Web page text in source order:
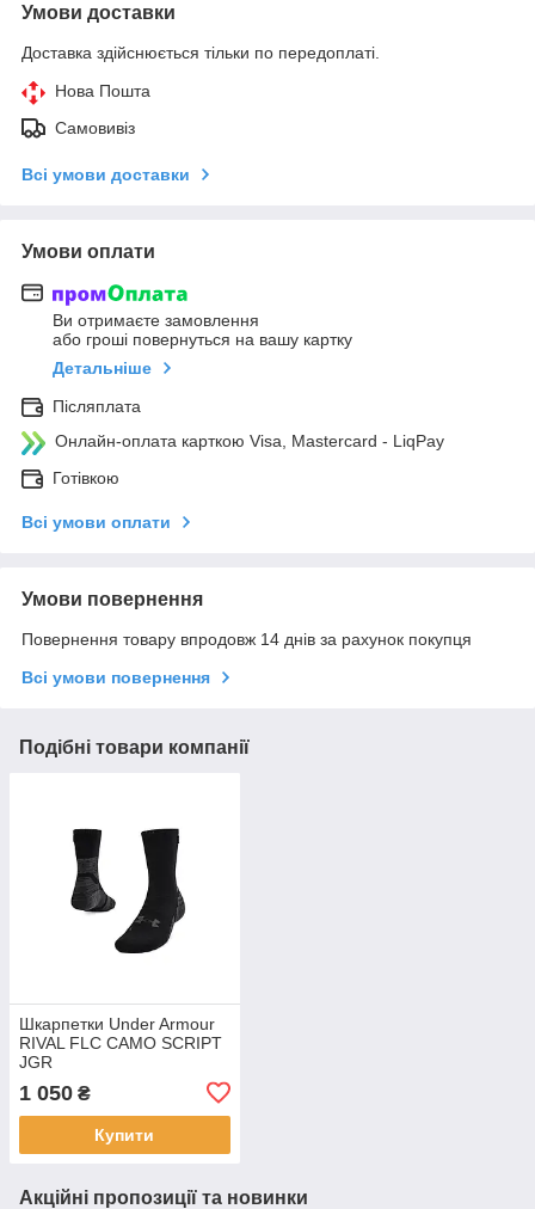
Умови доставки
Доставка здійснюється тільки по передоплаті.
Нова Пошта
Самовивіз
Всі умови доставки
Умови оплати
Ви отримаєте замовлення
або гроші повернуться на вашу картку
Детальніше
Післяплата
Онлайн-оплата карткою Visa, Mastercard - LiqPay
Готівкою
Всі умови оплати
Умови повернення
Повернення товару впродовж 14 днів за рахунок покупця
Всі умови повернення
Подібні товари компанії
Шкарпетки Under Armour
RIVAL FLC CAMO SCRIPT
JGR
1 050 ₴
Купити
Акційні пропозиції та новинки